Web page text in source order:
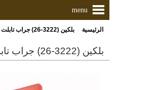
menu
الرئيسية بلكين (3222-26) جراب تابلت 7 بوصة